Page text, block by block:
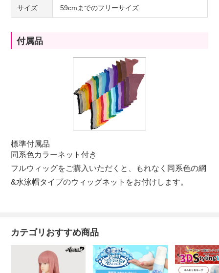
サイズ 59cmまでのフリーサイズ
付属品
標準付属品
同系色カラーネット付き
フルウィッグをご購入いただくと、もれなく同系色の網
&水泳帽タイプのウィッグネットをお付けします。
カテゴリおすすめ商品